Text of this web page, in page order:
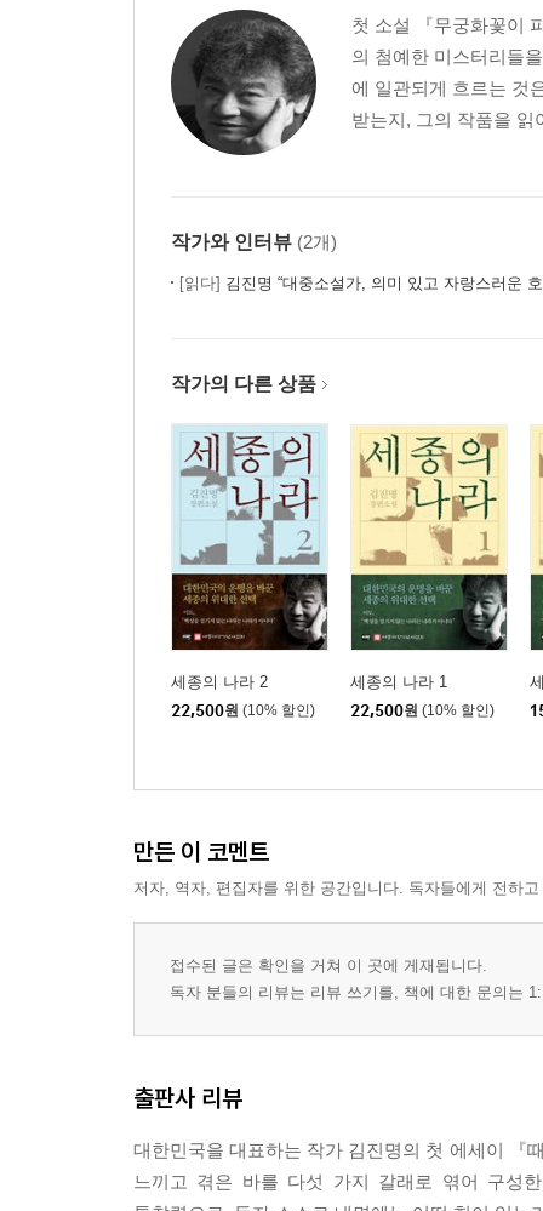
영월의 젊은 애들
그날의 33헌병대원들
나가노 센세이
맹 사장
세상에서 가장 편한 얼굴
해인사의 고승
수학 선생님
굿바이 바이칼
일본아, 같이 가자
아프가니스탄 사람
4. 역사 속 이야기를 찾아서
돌아오라, 몽유도원도
함흥차사
한국인의 정체성
에조 보고서
공자의 고뇌
광개토대왕비의 진실 (4)
광개토대왕비의 진실 (5)
김재규는 왜 남산을 버리고 육본으로 갔나 (1)
김재규는 왜 남산을 버리고 육본으로 갔나 (2)
김재규는 왜 남산을 버리고 육본으로 갔나 (3)
덕수궁 돌담길
제천을 아시나요
나는 왜 『고구려』를 쓰는가
첫 소설 『무궁화꽃이
의 첨예한 미스터리들
에 일관되게 흐르는 것
받는지, 그의 작품을 읽
작가와 인터뷰 (2개)
[읽다] 김진명 “대중소설가, 의미 있고 자랑스러운
작가의 다른 상품
세종의 나라 2
22,500원 (10% 할인)
세종의 나라 1
22,500원 (10% 할인)
만든 이 코멘트
저자, 역자, 편집자를 위한 공간입니다. 독자들에게 전하
접수된 글은 확인을 거쳐 이 곳에 게재됩니다.
독자 분들의 리뷰는 리뷰 쓰기를, 책에 대한 문의는
출판사 리뷰
대한민국을 대표하는 작가 김진명의 첫 에세이 『
느끼고 겪은 바를 다섯 가지 갈래로 엮어 구성